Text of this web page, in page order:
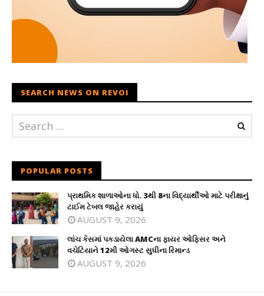
SEARCH NEWS ON REVOI
POPULAR POSTS
પ્રાથમિક શાળાઓના ધો. 3થી 8ના વિદ્યાર્થીઓ માટે પરીક્ષાનું
ટાઈમ ટેબલ જાહેર કરાયું
AUGUST 9, 2026
લાંચ કેસમાં પકડાયેલા AMCના ફાયર ઓફિસર અને
વચેટિયાને 12મી ઓગસ્ટ સુધીના રિમાન્ડ
AUGUST 9, 2026